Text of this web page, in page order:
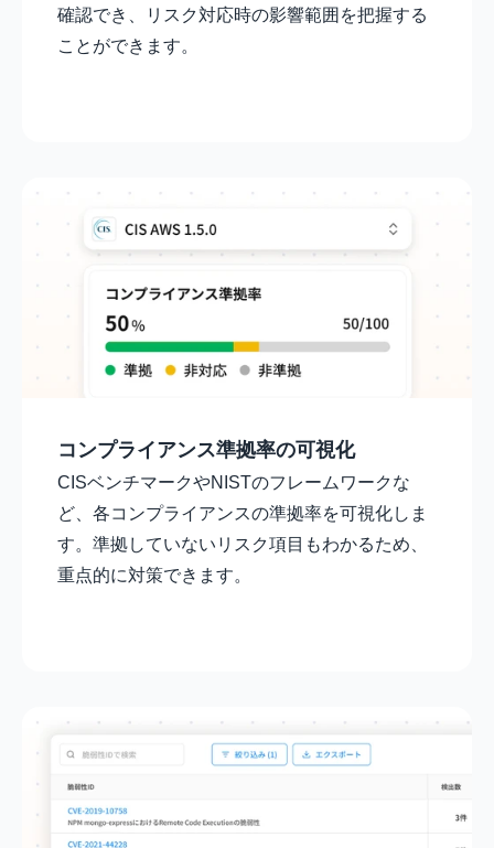
確認でき、リスク対応時の影響範囲を把握する
ことができます。
コンプライアンス準拠率の可視化
CISベンチマークやNISTのフレームワークな
ど、各コンプライアンスの準拠率を可視化しま
す。準拠していないリスク項目もわかるため、
重点的に対策できます。